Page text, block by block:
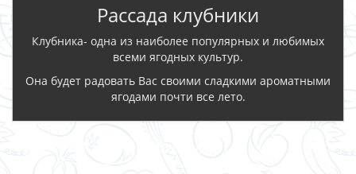
Рассада клубники
Клубника- одна из наиболее популярных и любимых
всеми ягодных культур.
Она будет радовать Вас своими сладкими ароматными
ягодами почти все лето.